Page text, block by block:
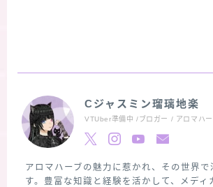
Cジャスミン瑠璃地楽
VTUber準備中 /ブロガー / アロマハ
アロマハーブの魅力に惹かれ、その世界で
す。豊富な知識と経験を活かして、メディ